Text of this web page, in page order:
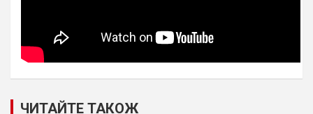
ЧИТАЙТЕ ТАКОЖ